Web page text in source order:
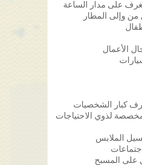
على مدار الساعة
من وإلى المطار
الأعمال
كبار الشخصيات
لذوي الاحتياجات
الملابس
على المسبح